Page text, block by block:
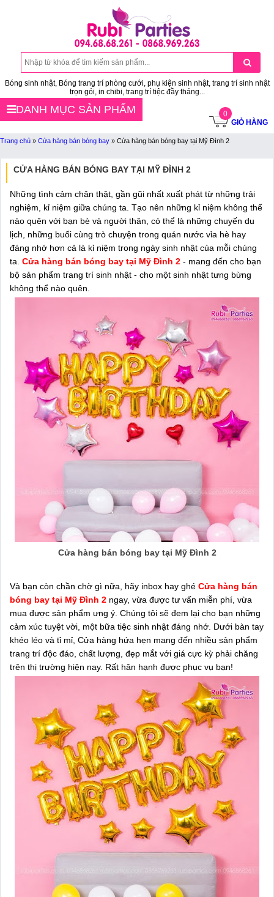
Bóng sinh nhật, Bóng trang trí phòng cưới, phụ kiện sinh nhật, trang trí sinh nhật
trọn gói, in chibi, trang trí tiệc đầy tháng...
0
GIỎ HÀNG
DANH MỤC SẢN PHẨM
Trang chủ » Cửa hàng bán bóng bay » Cửa hàng bán bóng bay tại Mỹ Đình 2
CỬA HÀNG BÁN BÓNG BAY TẠI MỸ ĐÌNH 2
Những tình cảm chân thật, gần gũi nhất xuất phát từ những trải
nghiệm, kỉ niệm giữa chúng ta. Tạo nên những kỉ niệm không thể
nào quên với bạn bè và người thân, có thể là những chuyến du
lịch, những buổi cùng trò chuyện trong quán nước vỉa hè hay
đáng nhớ hơn cả là kỉ niệm trong ngày sinh nhật của mỗi chúng
ta. Cửa hàng bán bóng bay tại Mỹ Đình 2 - mang đến cho bạn
bộ sản phẩm trang trí sinh nhật - cho một sinh nhật tưng bừng
không thể nào quên.
Cửa hàng bán bóng bay tại Mỹ Đình 2
Và bạn còn chần chờ gì nữa, hãy inbox hay ghé Cửa hàng bán
bóng bay tại Mỹ Đình 2 ngay, vừa được tư vấn miễn phí, vừa
mua được sản phẩm ưng ý. Chúng tôi sẽ đem lại cho bạn những
cảm xúc tuyệt vời, một bữa tiệc sinh nhật đáng nhớ. Dưới bàn tay
khéo léo và tỉ mỉ, Cửa hàng hứa hẹn mang đến nhiều sản phẩm
trang trí độc đáo, chất lượng, đẹp mắt với giá cực kỳ phải chăng
trên thị trường hiện nay. Rất hân hạnh được phục vụ bạn!